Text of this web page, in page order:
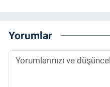
Yorumlar